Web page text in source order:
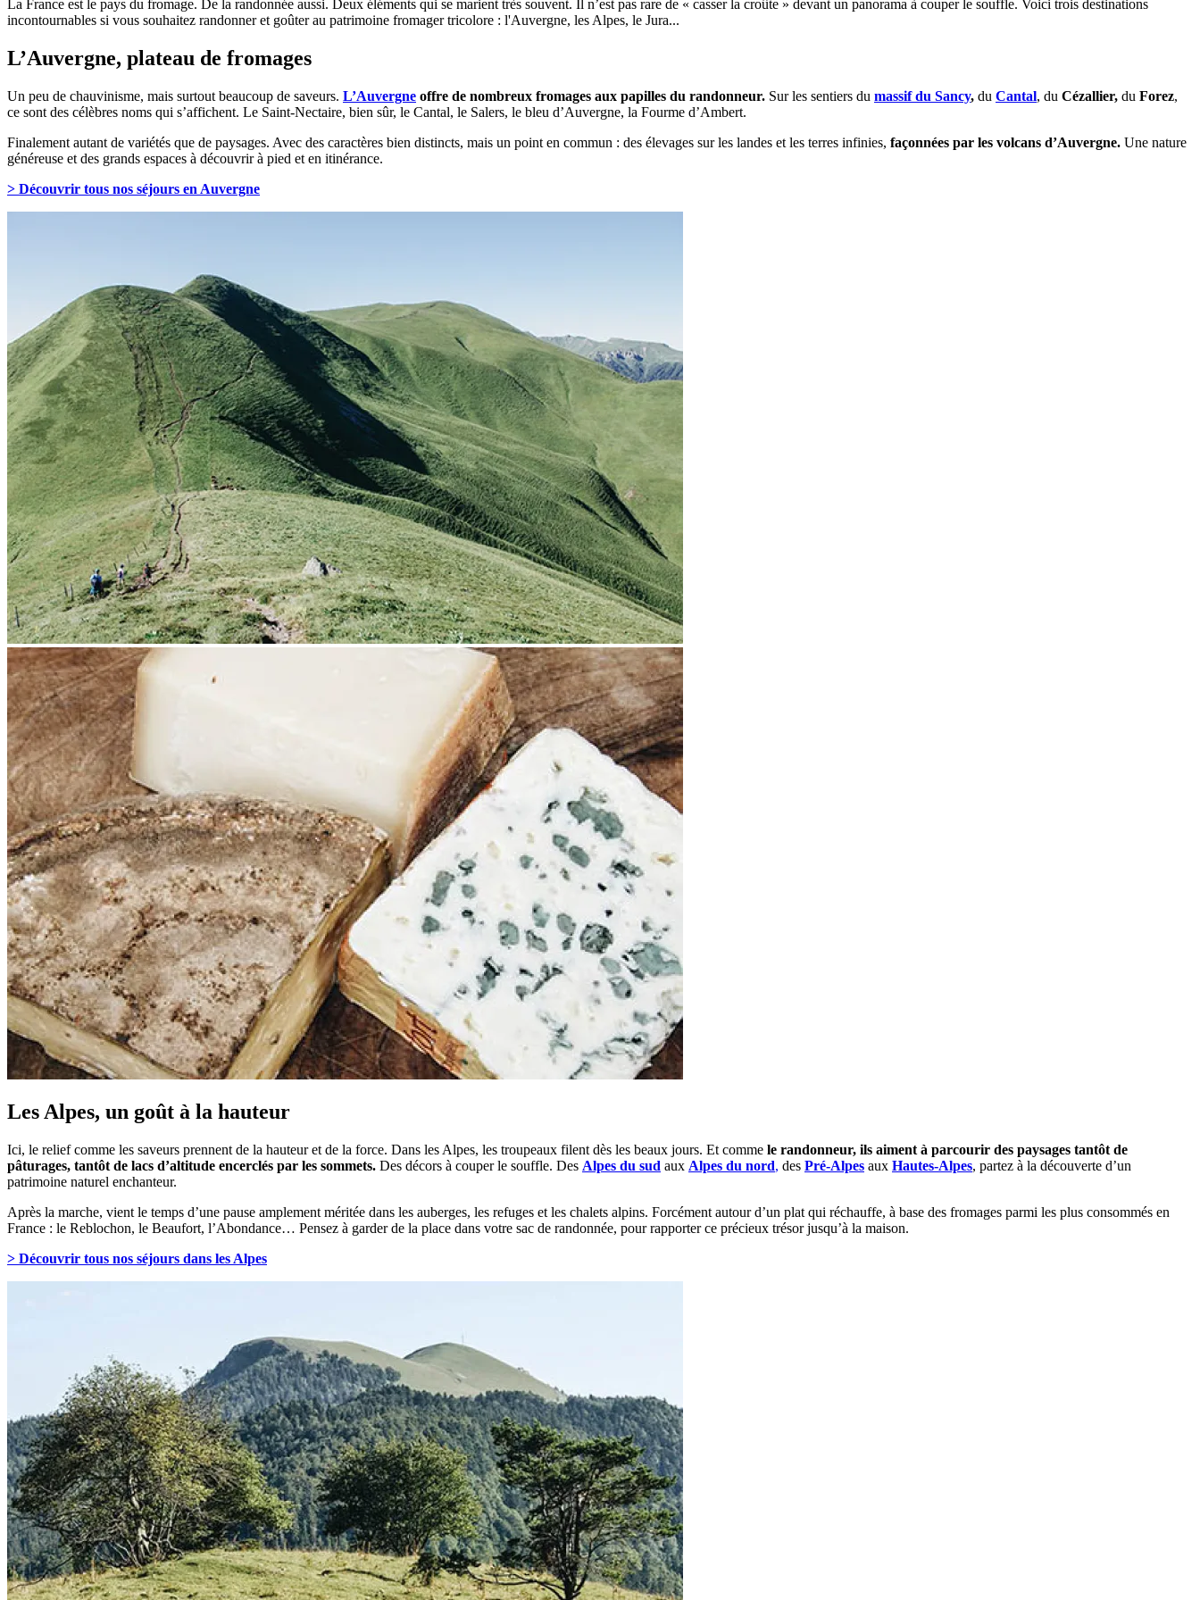
La France est le pays du fromage. De la randonnée aussi. Deux éléments qui se marient très souvent. Il n’est pas rare de « casser la croûte » devant un panorama à couper le souffle. Voici trois destinations
incontournables si vous souhaitez randonner et goûter au patrimoine fromager tricolore : l'Auvergne, les Alpes, le Jura...
L’Auvergne, plateau de fromages
Un peu de chauvinisme, mais surtout beaucoup de saveurs. L’Auvergne offre de nombreux fromages aux papilles du randonneur. Sur les sentiers du massif du Sancy, du Cantal, du Cézallier, du Forez,
ce sont des célèbres noms qui s’affichent. Le Saint-Nectaire, bien sûr, le Cantal, le Salers, le bleu d’Auvergne, la Fourme d’Ambert.
Finalement autant de variétés que de paysages. Avec des caractères bien distincts, mais un point en commun : des élevages sur les landes et les terres infinies, façonnées par les volcans d’Auvergne. Une nature
généreuse et des grands espaces à découvrir à pied et en itinérance.
> Découvrir tous nos séjours en Auvergne
Les Alpes, un goût à la hauteur
Ici, le relief comme les saveurs prennent de la hauteur et de la force. Dans les Alpes, les troupeaux filent dès les beaux jours. Et comme le randonneur, ils aiment à parcourir des paysages tantôt de
pâturages, tantôt de lacs d’altitude encerclés par les sommets. Des décors à couper le souffle. Des Alpes du sud aux Alpes du nord, des Pré-Alpes aux Hautes-Alpes, partez à la découverte d’un
patrimoine naturel enchanteur.
Après la marche, vient le temps d’une pause amplement méritée dans les auberges, les refuges et les chalets alpins. Forcément autour d’un plat qui réchauffe, à base des fromages parmi les plus consommés en
France : le Reblochon, le Beaufort, l’Abondance… Pensez à garder de la place dans votre sac de randonnée, pour rapporter ce précieux trésor jusqu’à la maison.
> Découvrir tous nos séjours dans les Alpes